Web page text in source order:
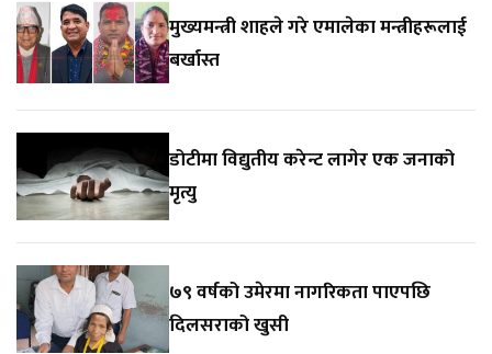
मुख्यमन्त्री शाहले गरे एमालेका मन्त्रीहरूलाई
बर्खास्त
डोटीमा विद्युतीय करेन्ट लागेर एक जनाको
मृत्यु
७९ वर्षको उमेरमा नागरिकता पाएपछि
दिलसराको खुसी